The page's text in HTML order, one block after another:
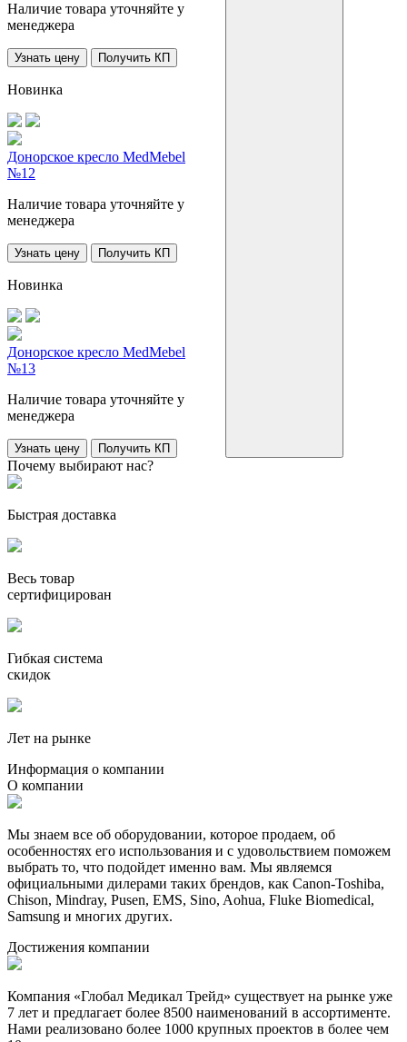
Наличие товара уточняйте у
менеджера
Узнать цену Получить КП
Новинка
Донорское кресло MedMebel
№12
Наличие товара уточняйте у
менеджера
Узнать цену Получить КП
Новинка
Донорское кресло MedMebel
№13
Наличие товара уточняйте у
менеджера
Узнать цену Получить КП
Почему выбирают нас?
Быстрая доставка
Весь товар
сертифицирован
Гибкая система
скидок
Лет на рынке
Информация о компании
О компании
Мы знаем все об оборудовании, которое продаем, об
особенностях его использования и с удовольствием поможем
выбрать то, что подойдет именно вам. Мы являемся
официальными дилерами таких брендов, как Canon-Toshiba,
Chison, Mindray, Pusen, EMS, Sino, Aohua, Fluke Biomedical,
Samsung и многих других.
Достижения компании
Компания «Глобал Медикал Трейд» существует на рынке уже
7 лет и предлагает более 8500 наименований в ассортименте.
Нами реализовано более 1000 крупных проектов в более чем